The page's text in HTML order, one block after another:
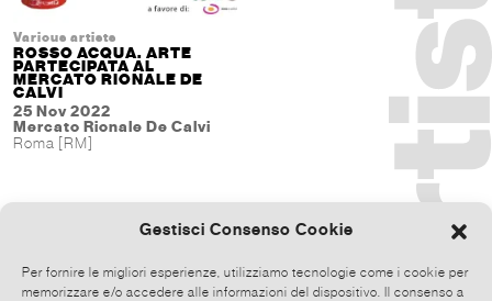
Gestisci Consenso Cookie
Per fornire le migliori esperienze, utilizziamo tecnologie come i cookie per
memorizzare e/o accedere alle informazioni del dispositivo. Il consenso a
Various artists
ROSSO ACQUA. ARTE
PARTECIPATA AL
MERCATO RIONALE DE
CALVI
25 Nov 2022
Mercato Rionale De Calvi
Roma [RM]